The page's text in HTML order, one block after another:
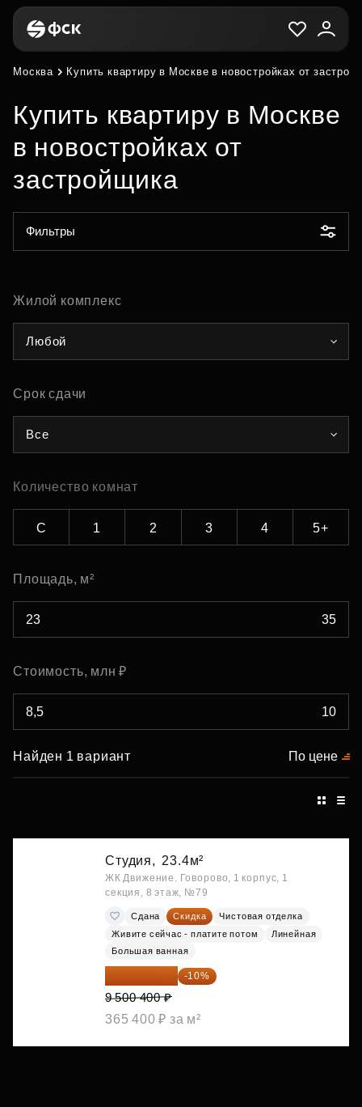
Москва Купить квартиру в Москве в новостройках от
Купить квартиру в Москве
в новостройках от
застройщика
Фильтры
Жилой комплекс
Любой
Срок сдачи
Все
Количество комнат
С 1 2 3 4 5+
Площадь, м²
Стоимость, млн ₽
Найден 1 вариант По цене
Студия, 23.4м²
ЖК Движение. Говорово, 1 корпус, 1
секция, 8 этаж, №79
Сдана Скидка
Чистовая отделка
Живите сейчас - платите потом
Линейная
Большая ванная
-10%
9 500 400 ₽
365 400 ₽ за м²